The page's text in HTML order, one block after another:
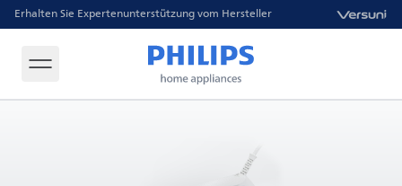
Erhalten Sie Expertenunterstützung vom Hersteller